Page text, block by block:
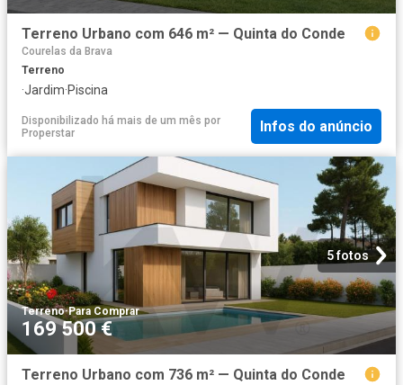
Terreno Urbano com 646 m² — Quinta do Conde
Courelas da Brava
Terreno
·Jardim·Piscina
Disponibilizado há mais de um mês por
Properstar
Infos do anúncio
5 fotos
Terreno·Para Comprar
169 500 €
Terreno Urbano com 736 m² — Quinta do Conde